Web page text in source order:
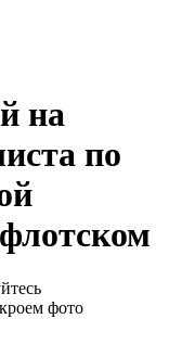
на
по
фото